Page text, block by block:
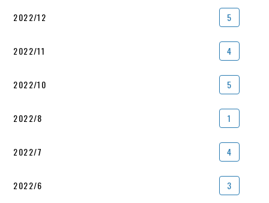
2022/12 5
2022/11 4
2022/10 5
2022/8 1
2022/7 4
2022/6 3